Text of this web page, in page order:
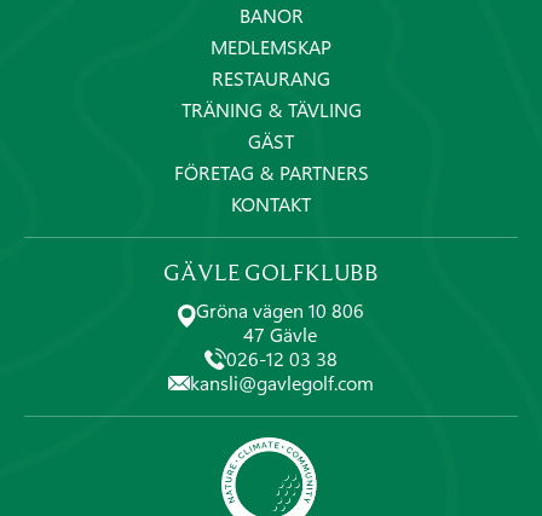
BANOR
MEDLEMSKAP
RESTAURANG
TRÄNING & TÄVLING
GÄST
FÖRETAG & PARTNERS
KONTAKT
GÄVLE GOLFKLUBB
Gröna vägen 10 806
47 Gävle
026-12 03 38
kansli@gavlegolf.com